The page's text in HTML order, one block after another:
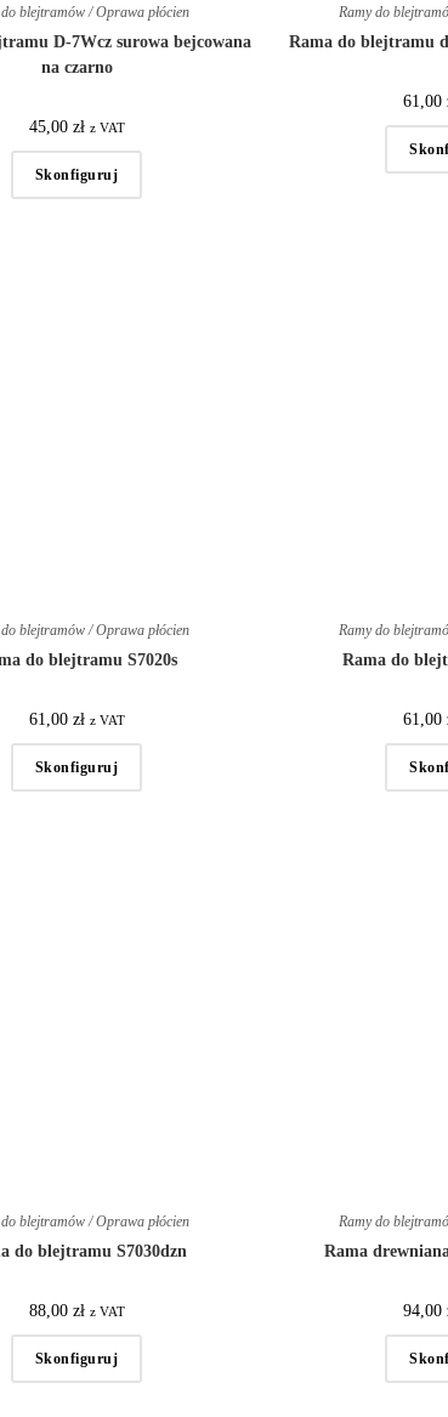
blejtramów / Oprawa płócien
D-7Wcz surowa bejcowana
na czarno
45,00 zł z VAT
Skonfiguruj
Ramy do
Rama do blejtramu
61,00
do blejtramów / Oprawa płócien
do blejtramu S7020s
61,00 zł z VAT
Skonfiguruj
Ramy do
Rama do
61,00
blejtramów / Oprawa płócien
do blejtramu S7030dzn
88,00 zł z VAT
Skonfiguruj
Ramy do
Rama
94,00